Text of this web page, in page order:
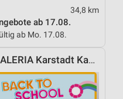
34,8 km
ab 17.08.
ab Mo. 17.08.
GALERIA Karstadt Kaufhof
Angebote
Auswahl von